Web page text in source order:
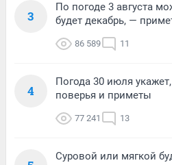
3
По погоде 3 августа
будет декабрь, —
86 589 11
4
Погода 30 июля
поверья и приметы
77 241 13
Суровой или мягкой